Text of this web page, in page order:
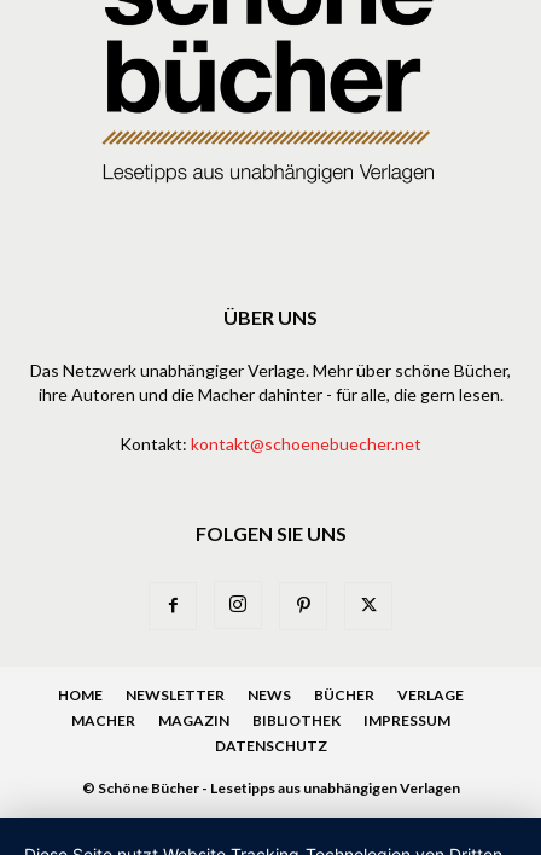
ÜBER UNS
Das Netzwerk unabhängiger Verlage. Mehr über schöne Bücher,
ihre Autoren und die Macher dahinter - für alle, die gern lesen.
Kontakt: kontakt@schoenebuecher.net
FOLGEN SIE UNS
HOME NEWSLETTER NEWS BÜCHER
VERLAGE
MACHER
MAGAZIN BIBLIOTHEK
IMPRESSUM
DATENSCHUTZ
© Schöne Bücher - Lesetipps aus unabhängigen Verlagen